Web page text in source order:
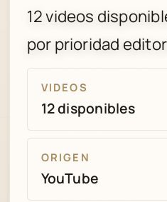
12 videos
por prioridad
VIDEOS
12 disponibles
ORIGEN
YouTube